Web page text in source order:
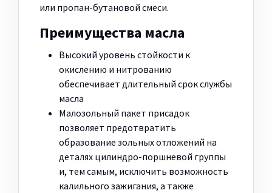
или пропан-бутановой смеси.
Преимущества масла
Высокий уровень стойкости к
окислению и нитрованию
обеспечивает длительный срок службы
масла
Малозольный пакет присадок
позволяет предотвратить
образование зольных отложений на
деталях цилиндро-поршневой группы
и, тем самым, исключить возможность
калильного зажигания, а также